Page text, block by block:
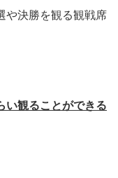
や決勝を観る観戦席
い観ることができる